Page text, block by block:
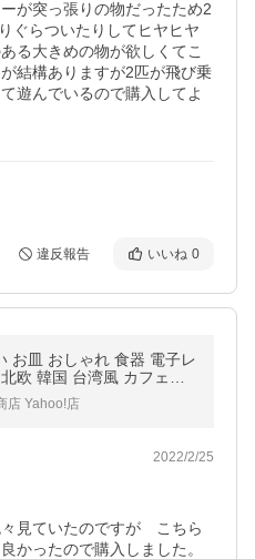
が突っ張りの物だったため2
ぐらついたりしてヒヤヒヤ
る大きめの物が欲しくてこ
結構ありますが2匹が飛び乗
遊んでいるので購入してよ
違反報告 いいね 0
お皿 おしゃれ 食器 電子レ
欧 韓国 台湾風 カフェ風
ベボウル 340ml
店 Yahoo!店
2022/2/25
見ていたのですが　こちら
かったので購入しました。